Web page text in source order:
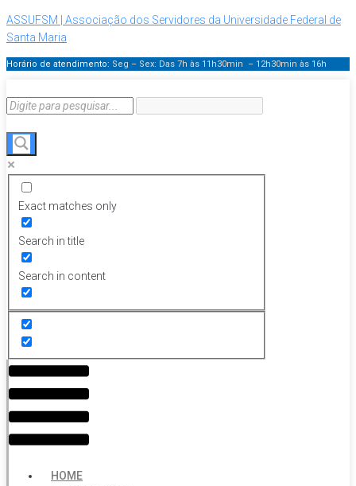
ASSUFSM | Associação dos Servidores da Universidade Federal de
Santa Maria
Horário de atendimento: Seg – Sex: Das 7h às 11h30min – 12h30min às 16h
Exact matches only
Search in title
Search in content
Menu
HOME